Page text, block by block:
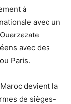
à
avec un
avec des
Paris.
devient la
de sièges-